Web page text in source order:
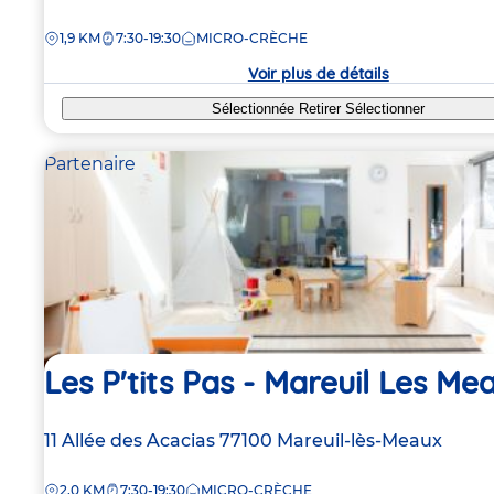
la
DISTANCE
1,9 KM 7:30-19:30 MICRO-CRÈCHE
Voir plus de détails
Sélectionnée RetirerSélectionner
Partenaire
Les P'tits Pas - Mareuil Les
Adresse
11 Allée des Acacias 77100 Mareuil-lès-Meaux
DISTANCE
2,0 KM 7:30-19:30 MICRO-CRÈCHE